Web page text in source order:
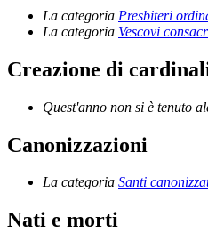
La categoria Presbiteri
La categoria Vescovi
Creazione di
Quest'anno non si è tenuto
Canonizzazioni
La categoria Santi
Nati e morti